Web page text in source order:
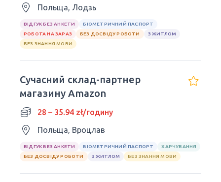
Польща, Лодзь
ВІДГУК БЕЗ АНКЕТИ
БІОМЕТРИЧНИЙ ПАСПОРТ
РОБОТА НА ЗАРАЗ
БЕЗ ДОСВІДУ РОБОТИ
З ЖИТЛОМ
БЕЗ ЗНАННЯ МОВИ
Сучасний склад-партнер
магазину Amazon
28 – 35.94 zł/годину
Польща, Вроцлав
ВІДГУК БЕЗ АНКЕТИ БІОМЕТРИЧНИЙ ПАСПОРТ
ХАРЧУВАННЯ
БЕЗ ДОСВІДУ РОБОТИ
З ЖИТЛОМ БЕЗ ЗНАННЯ МОВИ